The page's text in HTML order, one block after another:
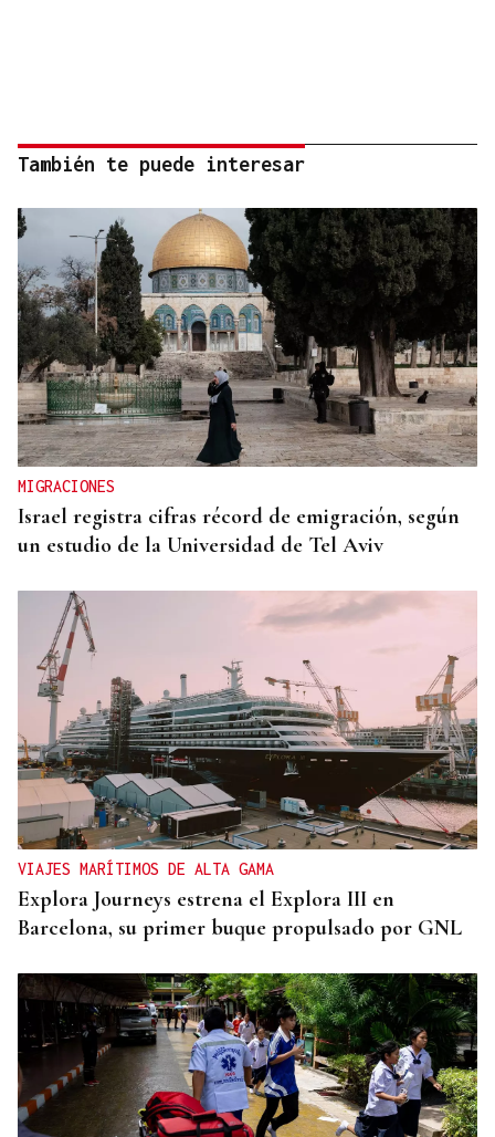
También te puede interesar
MIGRACIONES
Israel registra cifras récord de emigración, según
un estudio de la Universidad de Tel Aviv
VIAJES MARÍTIMOS DE ALTA GAMA
Explora Journeys estrena el Explora III en
Barcelona, su primer buque propulsado por GNL